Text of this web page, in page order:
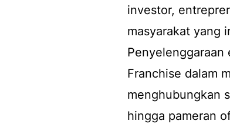
investor,
masyarakat yang
Franchise dalam
menghubungkan
hingga pameran